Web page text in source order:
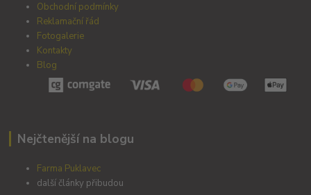
Obchodní podmínky
Reklamační řád
Fotogalerie
Kontakty
Blog
Nejčtenější na blogu
Farma Puklavec
další články přibudou